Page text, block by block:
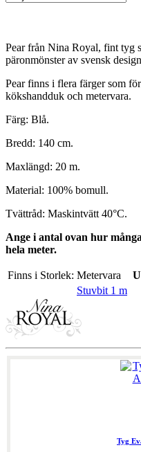
Pear från Nina Royal, fint tyg
päronmönster av svensk
Pear finns i flera färger som
kökshandduk och metervara.
Färg: Blå.
Bredd: 140 cm.
Maxlängd: 20 m.
Material: 100% bomull.
Tvättråd: Maskintvätt 40°C.
Ange i antal ovan hur
hela meter.
Finns i Storlek: Metervara
Stuvbit 1 m
Tyg